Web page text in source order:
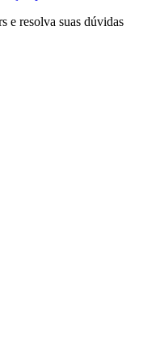
e resolva suas dúvidas